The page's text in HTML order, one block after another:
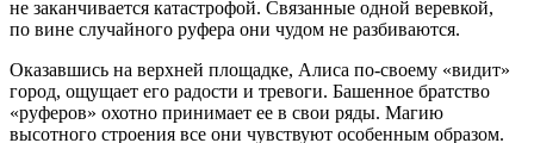
не заканчивается катастрофой. Связанные одной веревкой,
по вине случайного руфера они чудом не разбиваются.
Оказавшись на верхней площадке, Алиса по-своему «видит»
город, ощущает его радости и тревоги. Башенное братство
«руферов» охотно принимает ее в свои ряды. Магию
высотного строения все они чувствуют особенным образом.